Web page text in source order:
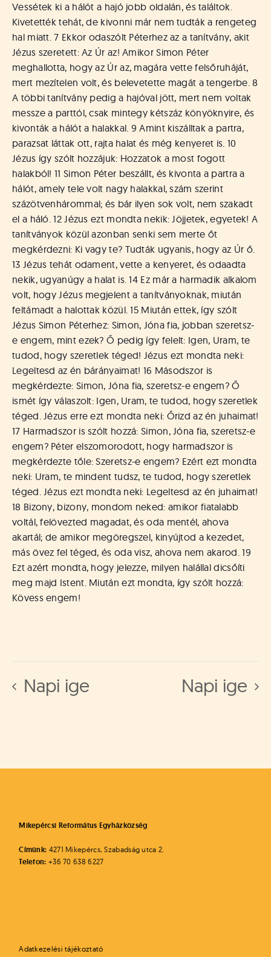
Vessétek ki a hálót a hajó jobb oldalán, és találtok.
Kivetették tehát, de kivonni már nem tudták a rengeteg
hal miatt. 7 Ekkor odaszólt Péterhez az a tanítvány, akit
Jézus szeretett: Az Úr az! Amikor Simon Péter
meghallotta, hogy az Úr az, magára vette felsőruháját,
mert mezítelen volt, és belevetette magát a tengerbe. 8
A többi tanítvány pedig a hajóval jött, mert nem voltak
messze a parttól, csak mintegy kétszáz könyöknyire, és
kivonták a hálót a halakkal. 9 Amint kiszálltak a partra,
parazsat láttak ott, rajta halat és még kenyeret is. 10
Jézus így szólt hozzájuk: Hozzatok a most fogott
halakból! 11 Simon Péter beszállt, és kivonta a partra a
hálót, amely tele volt nagy halakkal, szám szerint
százötvenhárommal; és bár ilyen sok volt, nem szakadt
el a háló. 12 Jézus ezt mondta nekik: Jöjjetek, egyetek! A
tanítványok közül azonban senki sem merte őt
megkérdezni: Ki vagy te? Tudták ugyanis, hogy az Úr ő.
13 Jézus tehát odament, vette a kenyeret, és odaadta
nekik, ugyanúgy a halat is. 14 Ez már a harmadik alkalom
volt, hogy Jézus megjelent a tanítványoknak, miután
feltámadt a halottak közül. 15 Miután ettek, így szólt
Jézus Simon Péterhez: Simon, Jóna fia, jobban szeretsz-
e engem, mint ezek? Ő pedig így felelt: Igen, Uram, te
tudod, hogy szeretlek téged! Jézus ezt mondta neki:
Legeltesd az én bárányaimat! 16 Másodszor is
megkérdezte: Simon, Jóna fia, szeretsz-e engem? Ő
ismét így válaszolt: Igen, Uram, te tudod, hogy szeretlek
téged. Jézus erre ezt mondta neki: Őrizd az én juhaimat!
17 Harmadszor is szólt hozzá: Simon, Jóna fia, szeretsz-e
engem? Péter elszomorodott, hogy harmadszor is
megkérdezte tőle: Szeretsz-e engem? Ezért ezt mondta
neki: Uram, te mindent tudsz, te tudod, hogy szeretlek
téged. Jézus ezt mondta neki: Legeltesd az én juhaimat!
18 Bizony, bizony, mondom neked: amikor fiatalabb
voltál, felövezted magadat, és oda mentél, ahova
akartál; de amikor megöregszel, kinyújtod a kezedet,
más övez fel téged, és oda visz, ahova nem akarod. 19
Ezt azért mondta, hogy jelezze, milyen halállal dicsőíti
meg majd Istent. Miután ezt mondta, így szólt hozzá:
Kövess engem!
Napi ige Napi ige
Mikepércsi Református Egyházközség
Címünk: 4271 Mikepércs, Szabadság utca 2.
Telefon: +36 70 638 6227
Adatkezelési tájékoztató